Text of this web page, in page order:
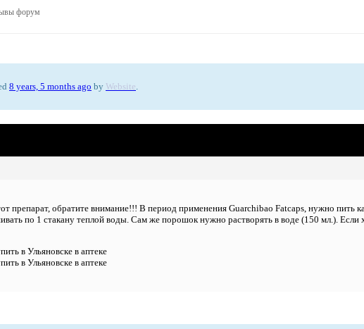
форум
8 years, 5 months ago by Website
препарат, обратите внимание!!! В период применения Guarchibao Fatcaps, нужно
по 1 стакану теплой воды. Сам же порошок нужно растворять в воде (150 мл.). Если
в Ульяновске в аптеке
в Ульяновске в аптеке